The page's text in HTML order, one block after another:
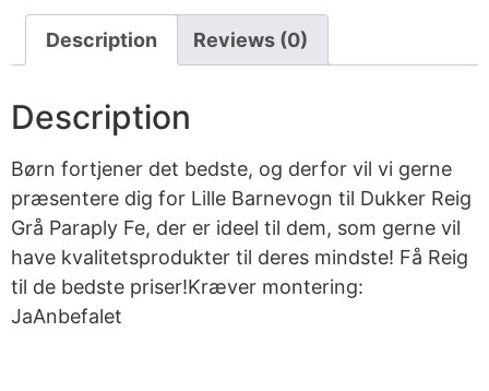
Description Reviews (0)
Description
Børn fortjener det bedste, og derfor vil vi gerne
præsentere dig for Lille Barnevogn til Dukker Reig
Grå Paraply Fe, der er ideel til dem, som gerne vil
have kvalitetsprodukter til deres mindste! Få Reig
til de bedste priser!Kræver montering:
JaAnbefalet